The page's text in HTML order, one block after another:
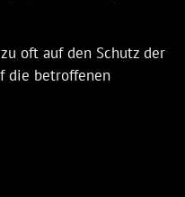
oft auf den Schutz der
die betroffenen